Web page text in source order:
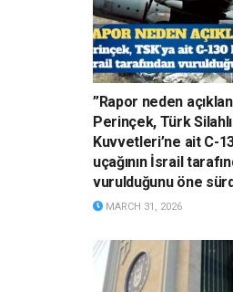
”Rapor neden
Perinçek, Türk Silahlı
Kuvvetleri’ne ait C-
uçağının İsrail
vurulduğunu öne
MARCH 31, 2026